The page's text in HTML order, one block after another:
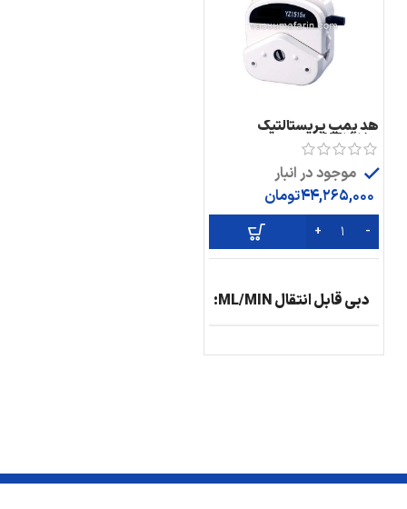
هد پمپ پریستالتیک
YZ1515x
موجود در انبار
44,265,000تومان
دبی قابل انتقال ML/MIN